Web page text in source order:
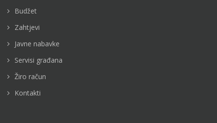
Budžet
Zahtjevi
Javne nabavke
Servisi građana
Žiro račun
Kontakti